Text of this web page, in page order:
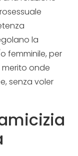
la
femminile, per
onde
senza voler